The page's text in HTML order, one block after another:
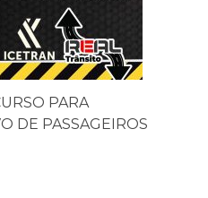
PARA
DE PASSAGEIROS